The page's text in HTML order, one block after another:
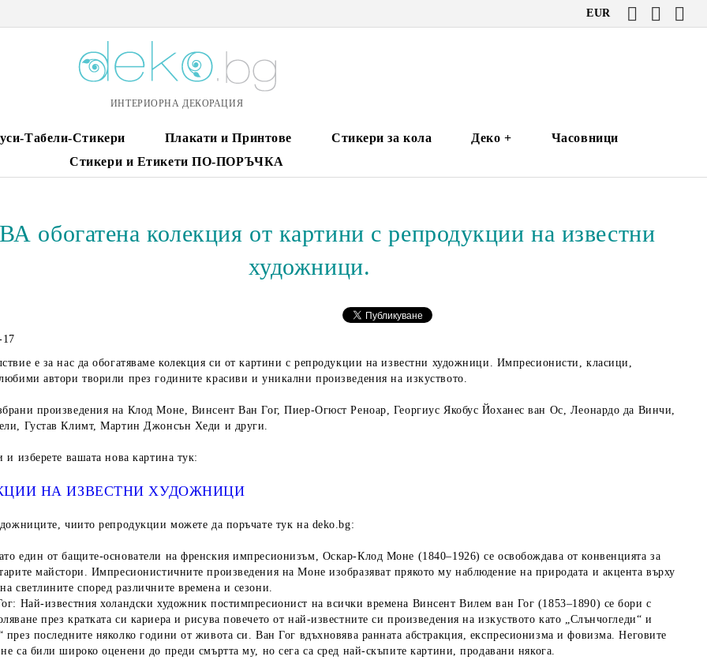
EUR
ИНТЕРИОРНА ДЕКОРАЦИЯ
Табели-Стикери Плакати и Принтове Стикери за кола Деко +
Часовници
Стикери и Етикети ПО-ПОРЪЧКА
обогатена колекция от картини с репродукции на известни
художници.
17
е за нас да обогатяваме колекция си откартини с репродукции на известни художници. Импресионисти, класици,
автори творили през годините красиви и уникални произведения на изкуството.
произведения на Клод Моне, Винсент Ван Гог, Пиер-Огюст Реноар, Георгиус Якобус Йоханес ван Ос, Леонардо да Винчи,
Густав Климт, Мартин Джонсън Хеди и други.
и изберете вашата нова картина тук:
НА ИЗВЕСТНИ ХУДОЖНИЦИ
чиито репродукции можете да поръчате тук на deko.bg:
един от бащите-основатели на френския импресионизъм, Оскар-Клод Моне (1840–1926) се освобождава от конвенцията за
майстори. Импресионистичните произведения на Моне изобразяват прякото му наблюдение на природата и акцента върху
светлините според различните времена и сезони.
: Най-известния холандски художник постимпресионист на всички времена Винсент Вилем ван Гог (1853–1890) се бори с
през кратката си кариера и рисува повечето от най-известните си произведения на изкуството като „Слънчогледи“ и
през последните няколко години от живота си. Ван Гог вдъхновява ранната абстракция, експресионизма и фовизма. Неговите
са били широко оценени до преди смъртта му, но сега са сред най-скъпите картини, продавани някога.